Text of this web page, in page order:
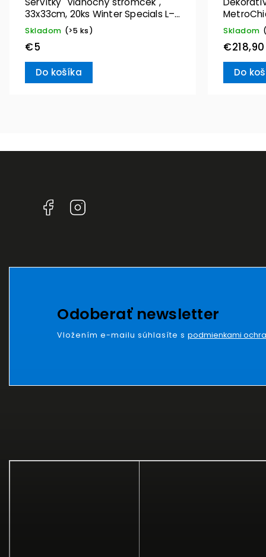
33x33cm, 20ks Winter Specials L–
Villeroy & Boch
Skladom (>5 ks)
€5
Do košíka
Boch
Skladom
€218,90
Do
Facebook
Odoberať newsletter
Vložením e-mailu súhlasíte s podmienkami